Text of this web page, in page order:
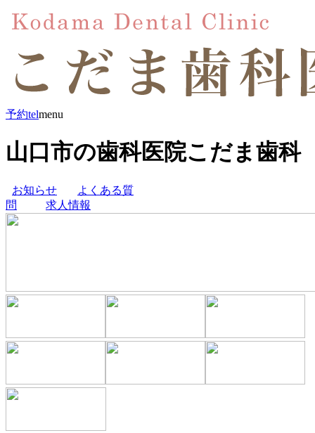
予約telmenu
山口市の歯科医院こだま歯科
お知らせ
よくある質
問
求人情報